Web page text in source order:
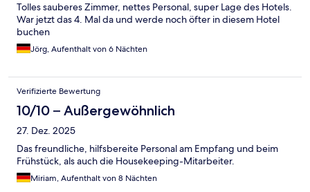
Tolles sauberes Zimmer, nettes Personal, super Lage des Hotels.
War jetzt das 4. Mal da und werde noch öfter in diesem Hotel
buchen
Jörg, Aufenthalt von 6 Nächten
Verifizierte Bewertung
10/10 – Außergewöhnlich
27. Dez. 2025
Das freundliche, hilfsbereite Personal am Empfang und beim
Frühstück, als auch die Housekeeping-Mitarbeiter.
Miriam, Aufenthalt von 8 Nächten